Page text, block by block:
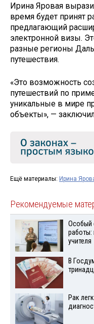
Ирина Яровая
время будет принят
предлагающий
электронной визы.
разные регионы
путешествия.
«Это возможность
путешествий по
уникальные в мире
объекты», —
Ещё материалы: Ирина
Рекомендуемые
Особый
работы:
учителя
В
Рак